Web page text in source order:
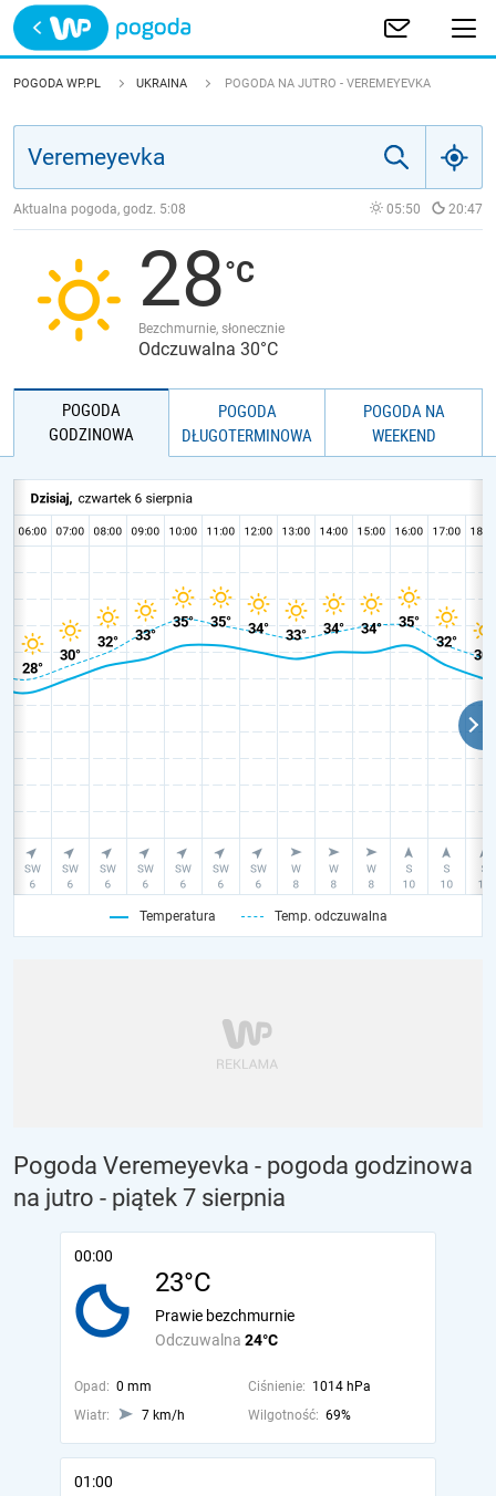
Trwa ładowanie
POLSKA
JAKOŚĆ POWIETRZA
POGODA WP.PL UKRAINA POGODA NA JUTRO - VEREMEYEVKA
Aktualna pogoda, godz. 5:08 05:50 20:47
28
Bezchmurnie, słonecznie
Odczuwalna 30°C
POGODA
GODZINOWA
POGODA
DŁUGOTERMINOWA
POGODA NA
WEEKEND
Temperatura Temp. odczuwalna
Pogoda Veremeyevka - pogoda godzinowa
na jutro - piątek 7 sierpnia
00:00
23°C
Odczuwalna 24°C
Prawie bezchmurnie
Opad: 0 mm Ciśnienie: 1014 hPa
Wiatr:
7 km/h Wilgotność: 69%
01:00